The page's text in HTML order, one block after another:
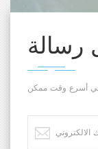
رسالة